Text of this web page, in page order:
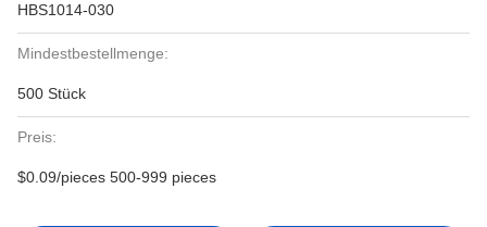
HBS1014-030
Mindestbestellmenge:
500 Stück
Preis:
$0.09/pieces 500-999 pieces